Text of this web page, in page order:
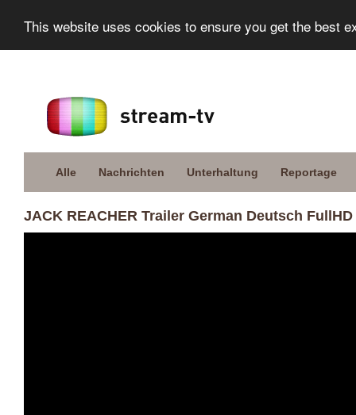
This website uses cookies to ensure you get the best
Alle Nachrichten Unterhaltung Reportage
JACK REACHER Trailer German Deutsch